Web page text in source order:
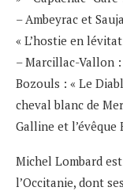
– Ambeyrac et
« L’hostie en
– Marcillac-Vallon
Bozouls : « Le
cheval blanc de
Galline et l’évêque
Michel Lombard
l’Occitanie, dont